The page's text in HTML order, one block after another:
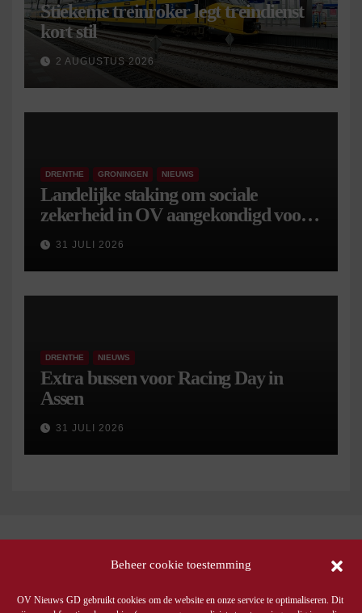
Beheer cookie toestemming
OV Nieuws GD gebruikt cookies om de website en onze service te optimaliseren. Dit
Stiekeme treinroker legt treindienst
kort stil
2 AUGUSTUS 2026
DRENTHE GRONINGEN NIEUWS
Landelijke staking om sociale
zekerheid in OV aangekondigd voor 9
september
31 JULI 2026
DRENTHE NIEUWS
Extra bussen voor Racing Day in
Assen
31 JULI 2026